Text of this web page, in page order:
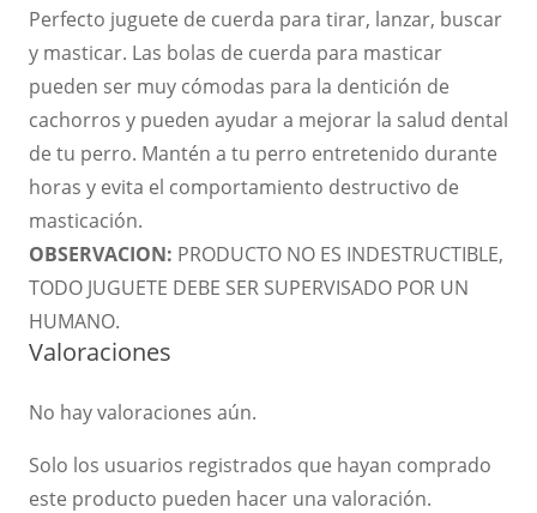
Perfecto juguete de cuerda para tirar, lanzar, buscar
y masticar. Las bolas de cuerda para masticar
pueden ser muy cómodas para la dentición de
cachorros y pueden ayudar a mejorar la salud dental
de tu perro. Mantén a tu perro entretenido durante
horas y evita el comportamiento destructivo de
masticación.
OBSERVACION: PRODUCTO NO ES INDESTRUCTIBLE,
TODO JUGUETE DEBE SER SUPERVISADO POR UN
HUMANO.
Valoraciones
No hay valoraciones aún.
Solo los usuarios registrados que hayan comprado
este producto pueden hacer una valoración.